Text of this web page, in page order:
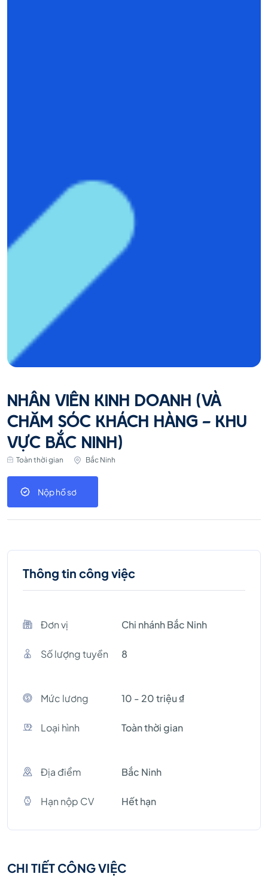
NHÂN VIÊN KINH DOANH (VÀ
CHĂM SÓC KHÁCH HÀNG - KHU
VỰC BẮC NINH)
Toàn thời gian Bắc Ninh
Nộp hồ sơ
Thông tin công việc
Đơn vị Chi nhánh Bắc Ninh
Số lượng tuyền 8
Mức lương 10 - 20 triệu ₫
Loại hình Toàn thời gian
Địa điểm Bắc Ninh
Hạn nộp CV Hết hạn
CHI TIẾT CÔNG VIỆC